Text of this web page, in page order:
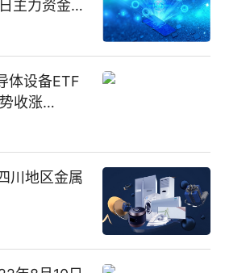
主力资金净
体设备ETF
收涨
流入超65
川地区金属